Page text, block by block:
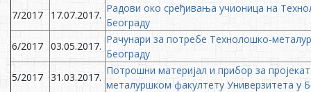
7/2017
17.07.2017.
Радови око сређивања учионица на
Београду
6/2017 03.05.2017.
Рачунари за потребе Технолошко-
Београду
5/2017 31.03.2017.
Потрошни материјал и прибор за
металуршком факултету Универзитета у